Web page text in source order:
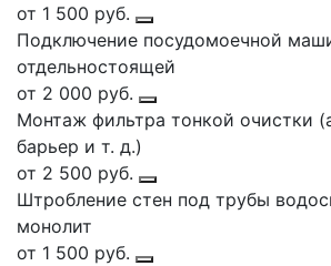
от 1 500 руб.
Подключение посудомоечной
отдельностоящей
от 2 000 руб.
Монтаж фильтра тонкой очистки
барьер и т. д.)
от 2 500 руб.
Штробление стен под трубы
монолит
от 1 500 руб.